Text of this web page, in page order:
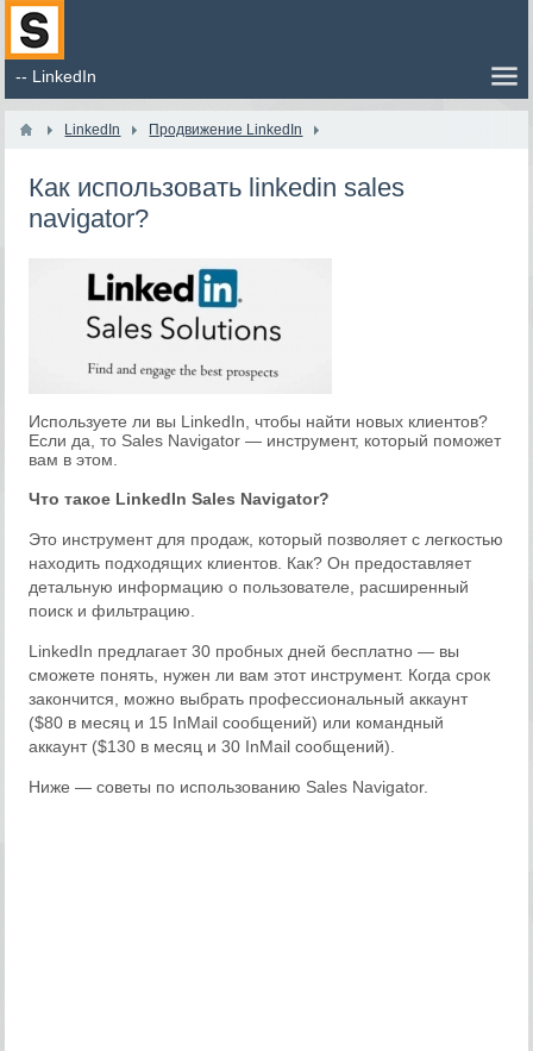
LinkedIn Продвижение LinkedIn
Как использовать linkedin sales
navigator?
Используете ли вы LinkedIn, чтобы найти новых клиентов?
Если да, то Sales Navigator — инструмент, который поможет
вам в этом.
Что такое LinkedIn Sales Navigator?
Это инструмент для продаж, который позволяет с легкостью
находить подходящих клиентов. Как? Он предоставляет
детальную информацию о пользователе, расширенный
поиск и фильтрацию.
LinkedIn предлагает 30 пробных дней бесплатно — вы
сможете понять, нужен ли вам этот инструмент. Когда срок
закончится, можно выбрать профессиональный аккаунт
($80 в месяц и 15 InMail сообщений) или командный
аккаунт ($130 в месяц и 30 InMail сообщений).
Ниже — советы по использованию Sales Navigator.